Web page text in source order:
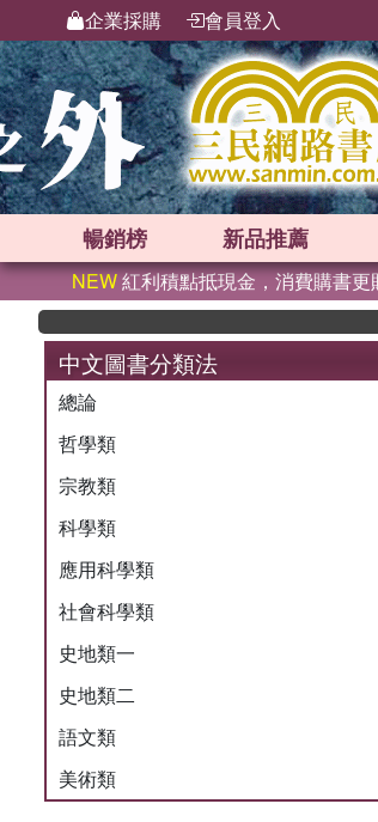
企業採購 會員登入
暢銷榜 新品推薦
NEW紅利積點抵現金，消費購書更
中文圖書分類法
總論
哲學類
宗教類
科學類
應用科學類
社會科學類
史地類一
史地類二
語文類
美術類